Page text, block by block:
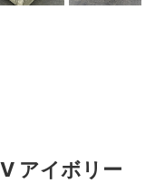
アイボリー